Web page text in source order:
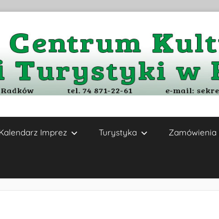
Imprez Turystyka Zamówienia